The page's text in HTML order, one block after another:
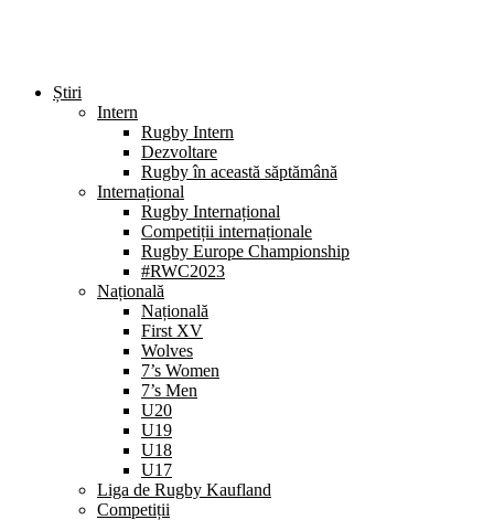
Știri
Intern
Rugby Intern
Dezvoltare
Rugby în această săptămână
Internațional
Rugby Internațional
Competiții internaționale
Rugby Europe Championship
#RWC2023
Națională
Națională
First XV
Wolves
7’s Women
7’s Men
U20
U19
U18
U17
Liga de Rugby Kaufland
Competiții